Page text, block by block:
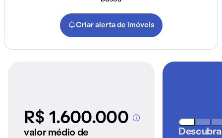
Criar alerta de imóveis
R$ 1.600.000A partir dos imóveis
valor médio de